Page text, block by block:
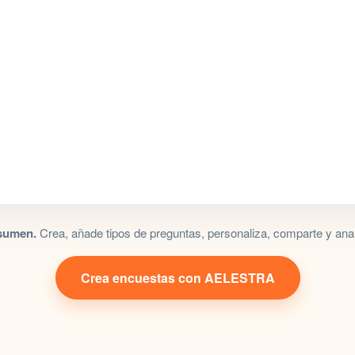
Crea, añade tipos de preguntas, personaliza, comparte y
Crea encuestas con AELESTRA